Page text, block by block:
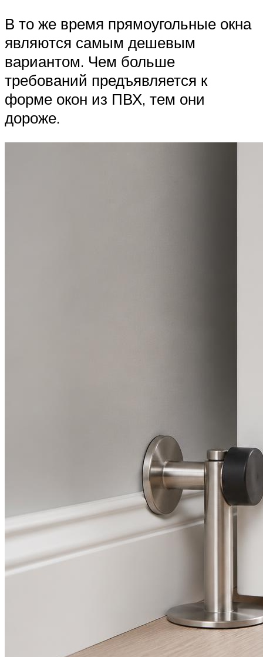
В то же время прямоугольные окна
являются самым дешевым
вариантом. Чем больше
требований предъявляется к
форме окон из ПВХ, тем они
дороже.